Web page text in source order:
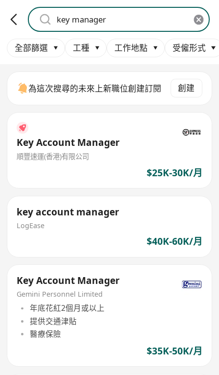
全部篩選 工種 工作地點 受僱形式
為這次搜尋的未來上新職位創建訂閱 創建
Key Account Manager
順豐速運(香港)有限公司
$25K-30K/月
key account manager
LogEase
$40K-60K/月
Key Account Manager
Gemini Personnel Limited
年底花紅2個月或以上
提供交通津貼
醫療保險
$35K-50K/月